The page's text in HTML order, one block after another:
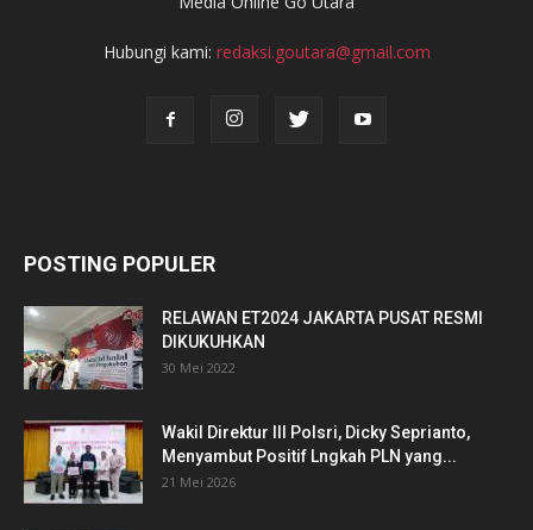
Hubungi kami: redaksi.goutara@gmail.com
POSTING POPULER
RELAWAN ET2024 JAKARTA PUSAT RESMI
DIKUKUHKAN
30 Mei 2022
Wakil Direktur III Polsri, Dicky Seprianto,
Menyambut Positif Lngkah PLN yang...
21 Mei 2026